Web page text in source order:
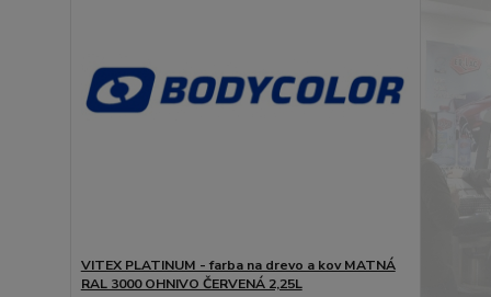
VITEX PLATINUM - farba na drevo a kov MATNÁ
RAL 3000 OHNIVO ČERVENÁ 2,25L